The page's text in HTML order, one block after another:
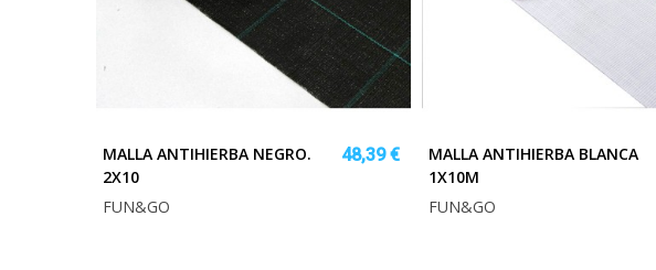
MALLA ANTIHIERBA NEGRO.
2X10
48,39 €
FUN&GO
MALLA ANTIHIERBA BLANCA
1X10M
FUN&GO